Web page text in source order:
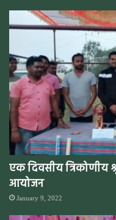
एक दिवसीय त्रिकोणीय
आयोजन
January 9, 2022